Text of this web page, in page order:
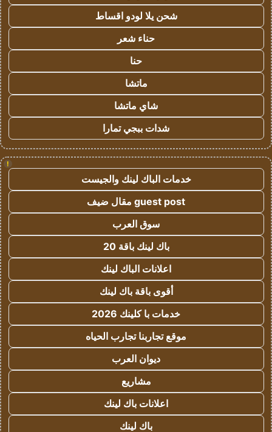
شحن يلا لودو اقساط
حناء شعر
حنا
ماتشا
شاي ماتشا
شدات ببجي تمارا
!
خدمات الباك لينك والجيست
guest post مقال ضيف
سوق العرب
باك لينك باقة 20
اعلانات الباك لينك
أقوى باقة باك لينك
خدمات با كلينك 2026
موقع تجاربنا تجارب الحياه
ديوان العرب
مشاريع
اعلانات باك لينك
باك لينك